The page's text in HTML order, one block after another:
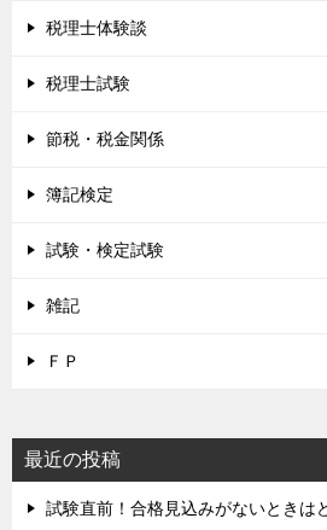
税理士体験談
税理士試験
節税・税金関係
簿記検定
試験・検定試験
雑記
ＦＰ
最近の投稿
試験直前！合格見込みがないときは